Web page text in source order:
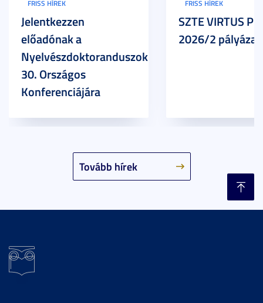
Tovább hírek
FRISS HÍREK
Jelentkezzen
előadónak a
Nyelvészdoktoranduszok
30. Országos
Konferenciájára
FRISS HÍREK
SZTE VIRTUS
2026/2